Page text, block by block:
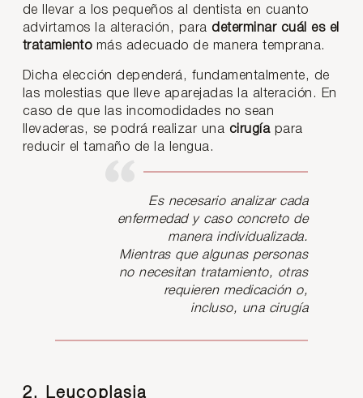
de llevar a los pequeños al dentista en cuanto
advirtamos la alteración, para determinar cuál es el
tratamiento más adecuado de manera temprana.
Dicha elección dependerá, fundamentalmente, de
las molestias que lleve aparejadas la alteración. En
caso de que las incomodidades no sean
llevaderas, se podrá realizar una cirugíapara
reducir el tamaño de la lengua.
Es necesario analizar cada
enfermedad y caso concreto de
manera individualizada.
Mientras que algunas personas
no necesitan tratamiento, otras
requieren medicación o,
incluso, una cirugía
2. Leucoplasia